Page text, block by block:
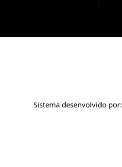
Sistema desenvolvido por: